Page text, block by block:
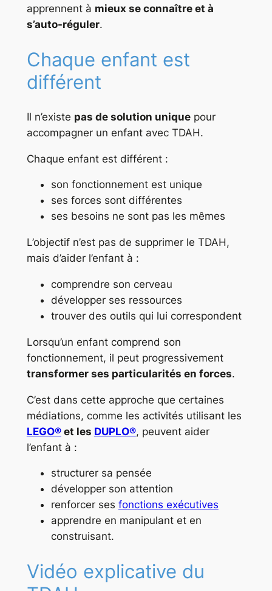
apprennent à mieux se connaître et à
s’auto-réguler.
Chaque enfant est
différent
Il n’existe pas de solution uniquepour
accompagner un enfant avec TDAH.
Chaque enfant est différent :
son fonctionnement est unique
ses forces sont différentes
ses besoins ne sont pas les mêmes
L’objectif n’est pas de supprimer le TDAH,
mais d’aider l’enfant à :
comprendre son cerveau
développer ses ressources
trouver des outils qui lui correspondent
Lorsqu’un enfant comprend son
fonctionnement, il peut progressivement
transformer ses particularités en forces.
C’est dans cette approche que certaines
médiations, comme les activités utilisant les
LEGO®et les DUPLO®, peuvent aider
l’enfant à :
structurer sa pensée
développer son attention
renforcer ses fonctions exécutives
apprendre en manipulant et en
construisant.
Vidéo explicative du